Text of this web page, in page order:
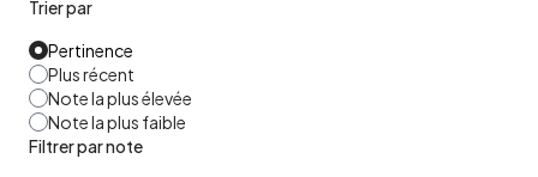
Trier par
Pertinence
Plus récent
Note la plus élevée
Note la plus faible
Filtrer par note